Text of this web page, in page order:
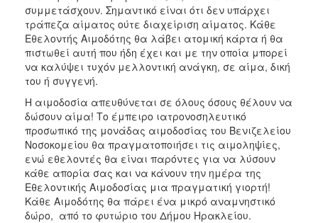
συμμετάσχουν. Σημαντικό είναι ότι δεν υπάρχει
τράπεζα αίματος ούτε διαχείριση αίματος. Κάθε
Εθελοντής Αιμοδότης θα λάβει ατομική κάρτα ή θα
πιστωθεί αυτή που ήδη έχει και με την οποία μπορεί
να καλύψει τυχόν μελλοντική ανάγκη, σε αίμα, δική
του ή συγγενή.
Η αιμοδοσία απευθύνεται σε όλους όσους θέλουν να
δώσουν αίμα! Το έμπειρο ιατρονοσηλευτικό
προσωπικό της μονάδας αιμοδοσίας του Βενιζελείου
Νοσοκομείου θα πραγματοποιήσει τις αιμοληψίες,
ενώ εθελοντές θα είναι παρόντες για να λύσουν
κάθε απορία σας και να κάνουν την ημέρα της
Εθελοντικής Αιμοδοσίας μια πραγματική γιορτή!
Κάθε Αιμοδότης θα πάρει ένα μικρό αναμνηστικό
δώρο, από το φυτώριο του Δήμου Ηρακλείου.